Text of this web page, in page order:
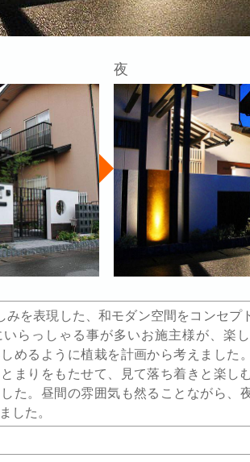
夜
みを表現した、和モダン空間をコンセプ
いらっしゃる事が多いお施主様が、楽
めるように植栽を計画から考えました
まりをもたせて、見て落ち着きと楽し
た。昼間の雰囲気も然ることながら、
した。